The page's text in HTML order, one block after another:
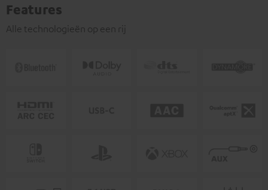
Features
Alle technologieën op een rij